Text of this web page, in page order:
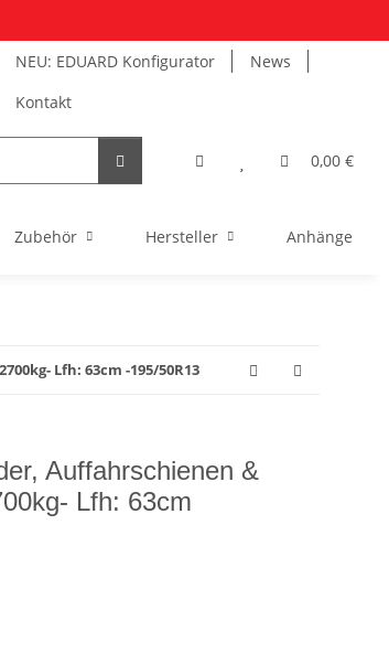
NEU: EDUARD Konfigurator
News
Kontakt
0,00 €
Zubehör Hersteller Anhänger
Lfh: 63cm -195/50R13
Auffahrschienen &
Lfh: 63cm